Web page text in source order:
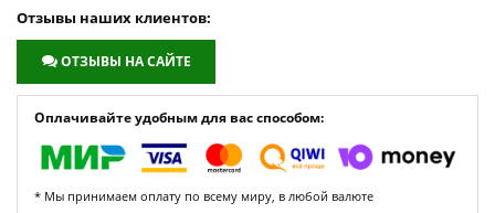
Отзывы наших клиентов:
ОТЗЫВЫ НА САЙТЕ
Оплачивайте удобным для вас способом:
* Мы принимаем оплату по всему миру, в любой валюте